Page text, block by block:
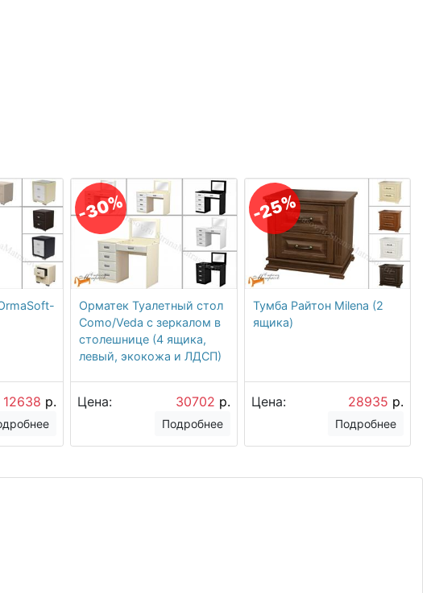
12638 р.
-30%
Орматек Туалетный стол
Como/Veda с зеркалом в
столешнице (4 ящика,
левый, экокожа и ЛДСП)
Цена: 30702 р.
Подробнее
-25%
Тумба Райтон Milena (2
ящика)
Цена: 28935 р.
Подробнее